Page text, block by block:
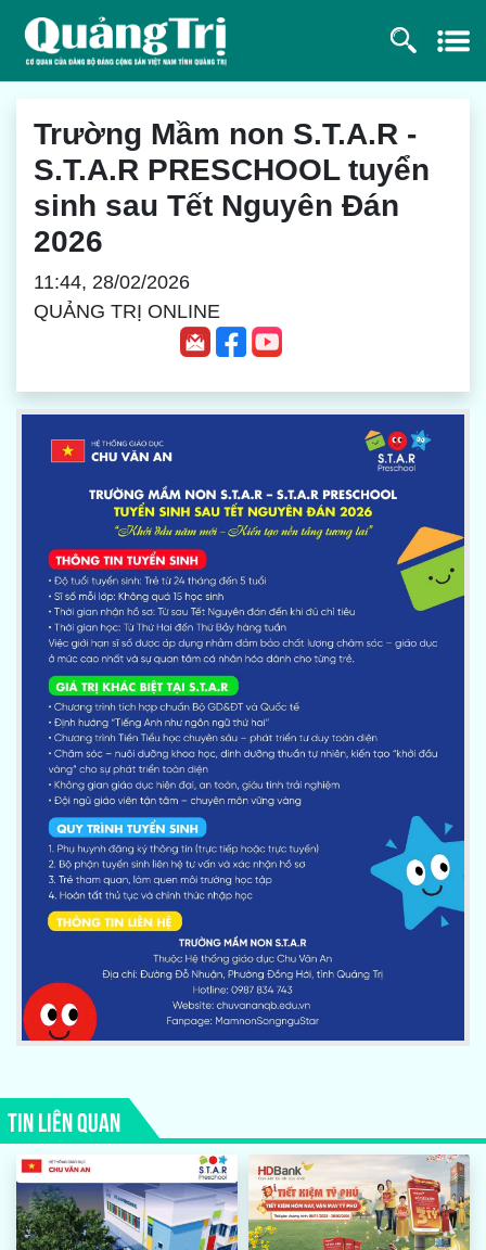
Trường Mầm non S.T.A.R -
S.T.A.R PRESCHOOL tuyển
sinh sau Tết Nguyên Đán
2026
11:44, 28/02/2026
QUẢNG TRỊ ONLINE
TIN LIÊN QUAN